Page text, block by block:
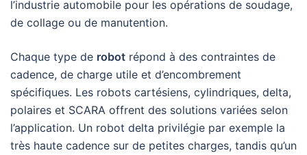
l’industrie automobile pour les opérations de soudage,
de collage ou de manutention.
Chaque type de robot répond à des contraintes de
cadence, de charge utile et d’encombrement
spécifiques. Les robots cartésiens, cylindriques, delta,
polaires et SCARA offrent des solutions variées selon
l’application. Un robot delta privilégie par exemple la
très haute cadence sur de petites charges, tandis qu’un